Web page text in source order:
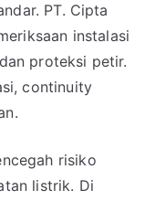
PT. Cipta
instalasi
proteksi petir.
continuity
risiko
listrik. Di